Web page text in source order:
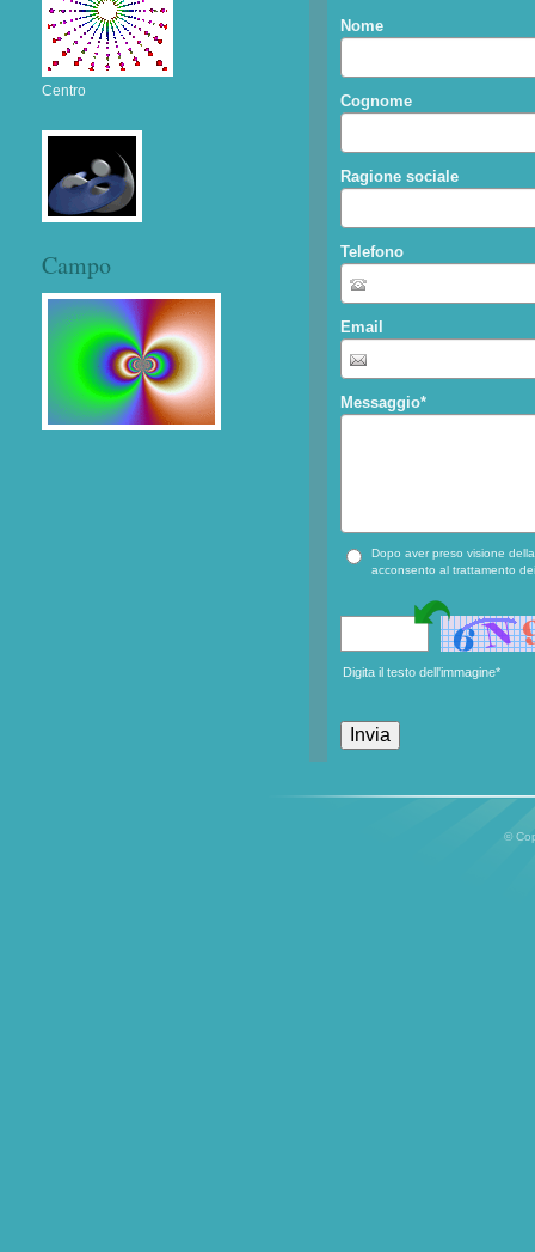
Nome
Cognome
Ragione sociale
Telefono
Email
Messaggio*
Dopo aver preso visione
acconsento al trattamento
Digita il testo dell'immagine*
Centro
Campo
©